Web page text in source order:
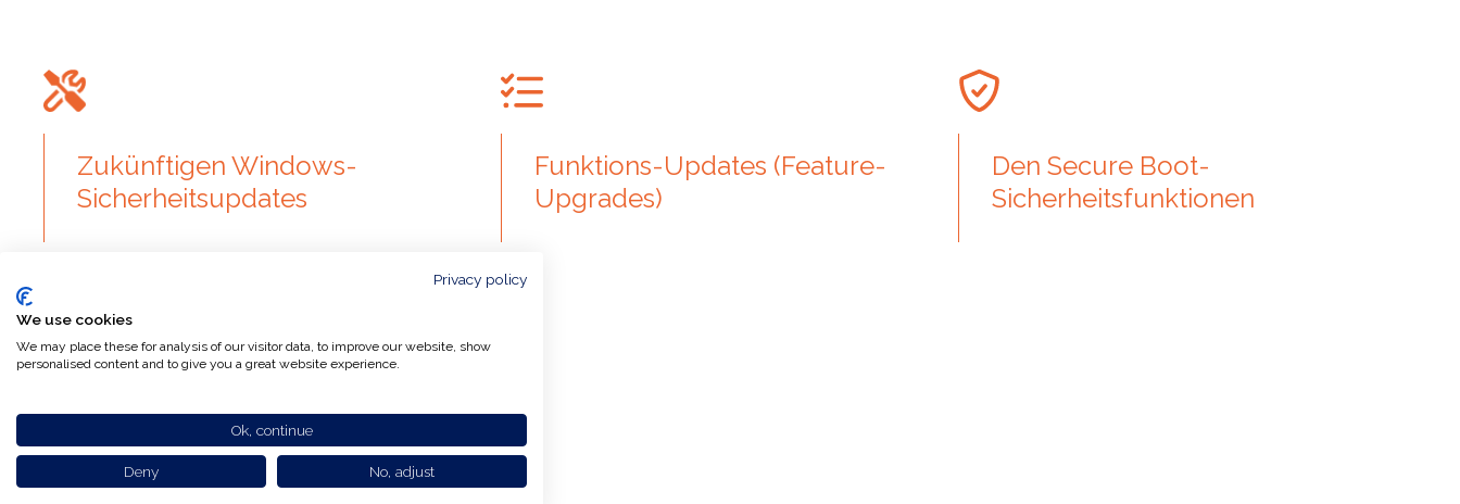
Zukünftigen Windows-
Sicherheitsupdates
Funktions-Updates (Feature-
Upgrades)
Den Secure Boot-
Sicherheitsfunktionen
Privacy policy
We use cookies
We may place these for analysis of our visitor data, to improve our website, show
personalised content and to give you a great website experience.
Ok, continue
Deny No, adjust